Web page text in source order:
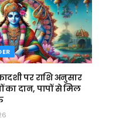
पर राशि अनुसार
का दान, पापों से मिल